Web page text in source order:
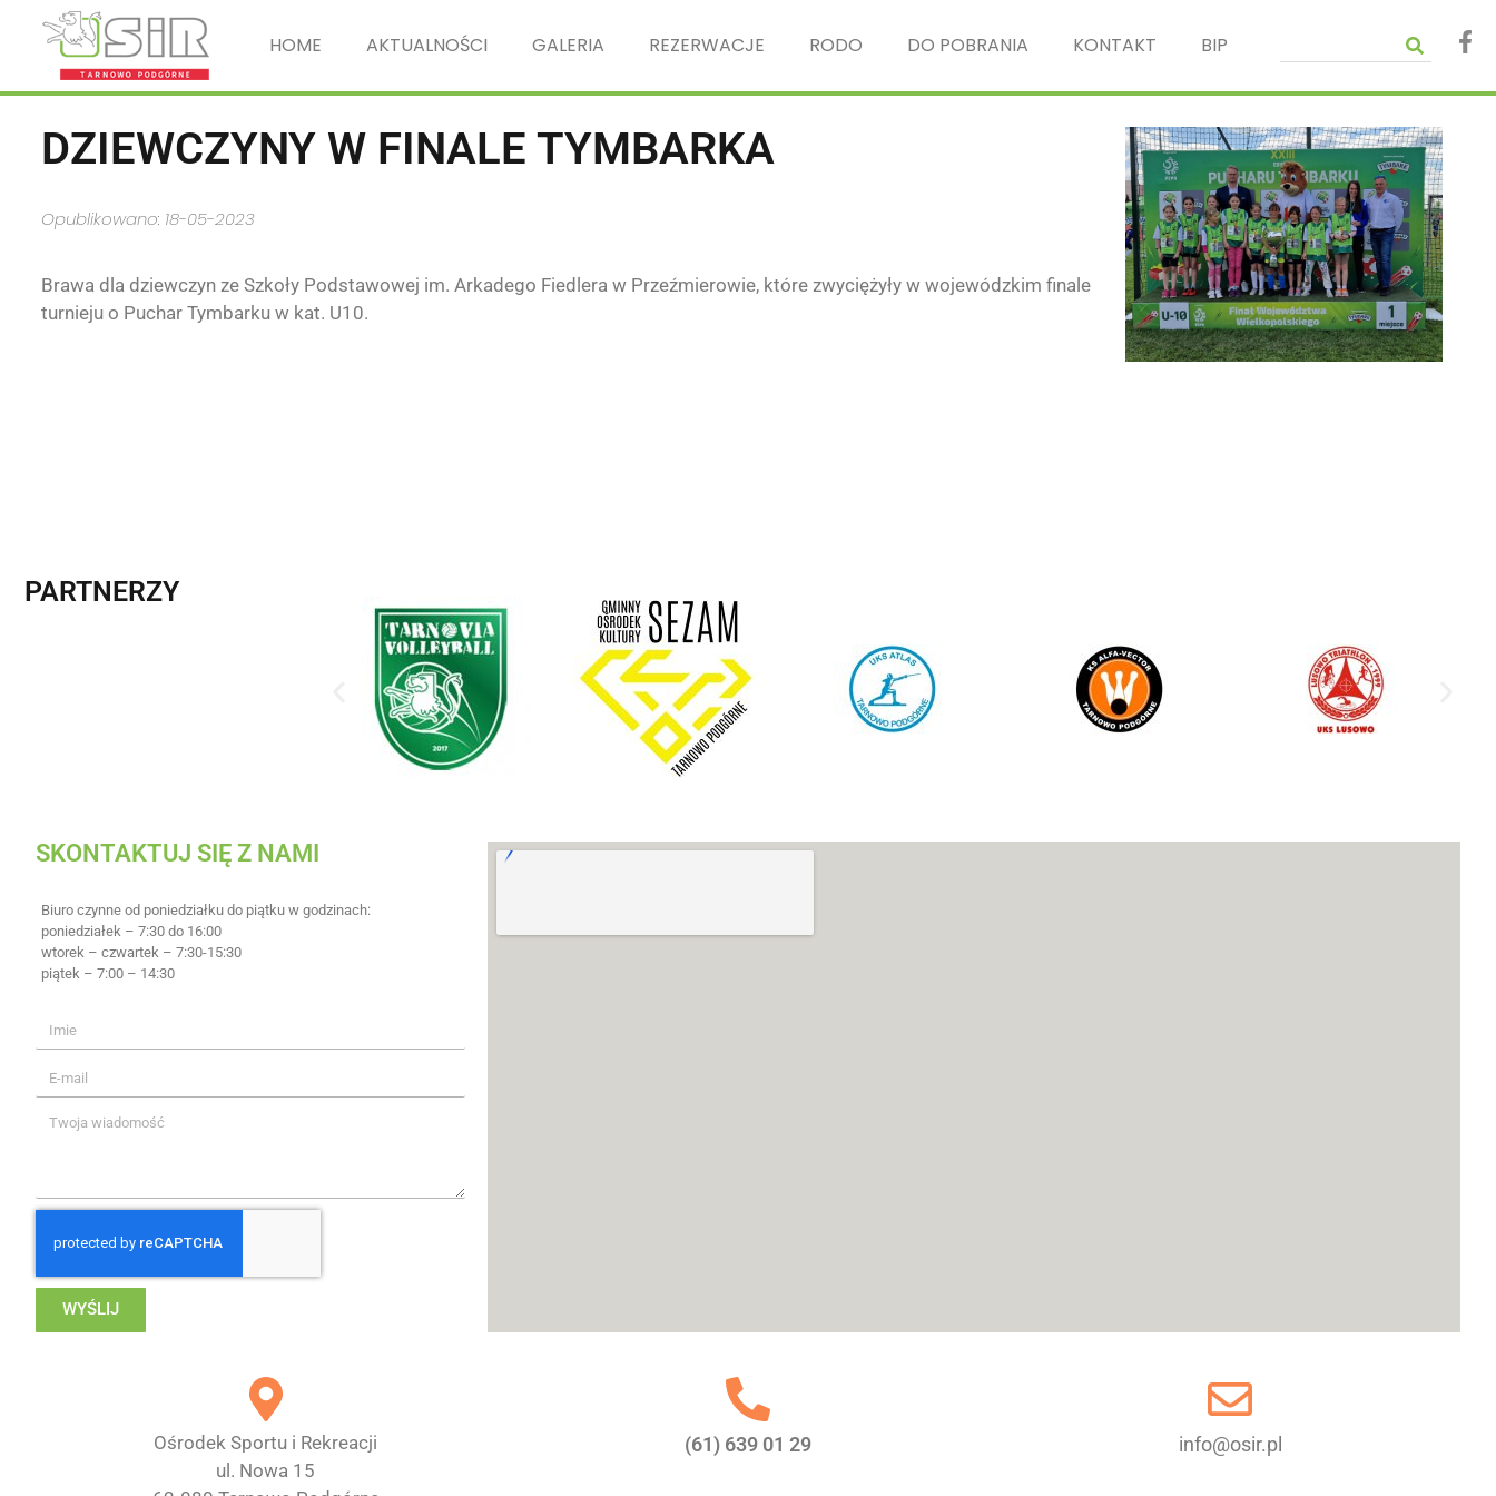
HOME AKTUALNOŚCI GALERIA REZERWACJE RODO DO POBRANIA KONTAKT BIP
DZIEWCZYNY W FINALE TYMBARKA
Opublikowano: 18-05-2023
Brawa dla dziewczyn ze Szkoły Podstawowej im. Arkadego Fiedlera w Przeźmierowie, które zwyciężyły w wojewódzkim finale
turnieju o Puchar Tymbarku w kat. U10.
PARTNERZY
SKONTAKTUJ SIĘ Z NAMI
Biuro czynne od poniedziałku do piątku w godzinach:
poniedziałek – 7:30 do 16:00
wtorek – czwartek – 7:30-15:30
piątek – 7:00 – 14:30
WYŚLIJ
Ośrodek Sportu i Rekreacji
ul. Nowa 15
(61) 639 01 29 info@osir.pl